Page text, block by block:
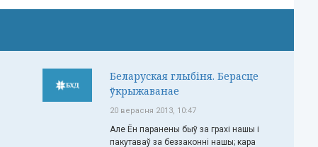
Беларуская глыбіня. Берасце
ўкрыжаванае
20 верасня 2013, 10:47
Але Ён паранены быў за грахі нашы і
пакутаваў за беззаконні нашы; кара